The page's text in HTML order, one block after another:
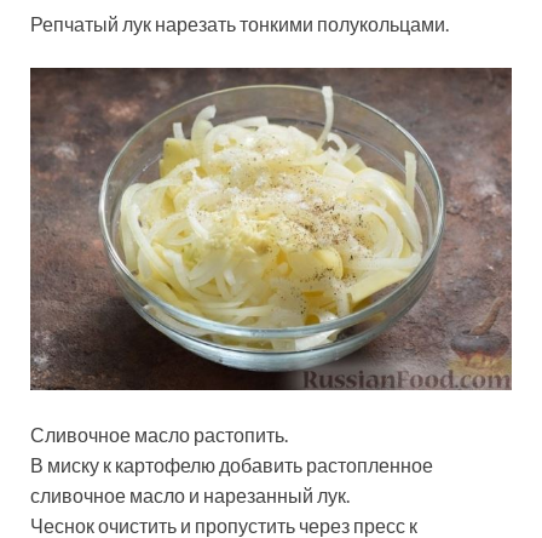
Репчатый лук нарезать тонкими полукольцами.
Сливочное масло растопить.
В миску к картофелю добавить растопленное
сливочное масло и нарезанный лук.
Чеснок очистить и пропустить через пресс к